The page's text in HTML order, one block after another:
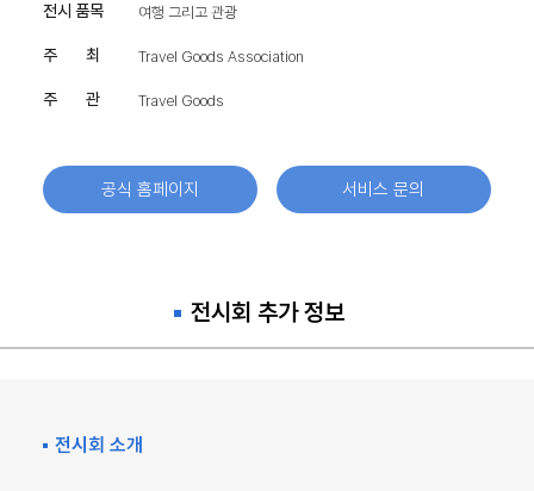
전시 품목 여행 그리고 관광
주 최 Travel Goods Association
주 관 Travel Goods
공식 홈페이지 서비스 문의
전시회 추가 정보
전시회 소개